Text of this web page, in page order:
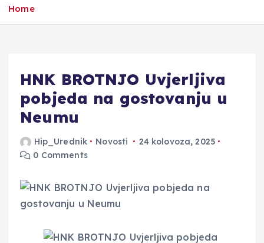
Home
HNK BROTNJO Uvjerljiva
pobjeda na gostovanju u
Neumu
Hip_Urednik Novosti
24 kolovoza, 2025
0 Comments